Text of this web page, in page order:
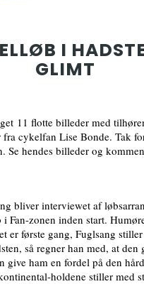
I
GLIMT
11 flotte billeder med
fra cykelfan Lise Bonde. Tak
Se hendes billeder og
bliver interviewet af
i Fan-zonen inden start.
er første gang, Fuglsang
så regner han med, at den
give ham en fordel på den
holdene stiller med